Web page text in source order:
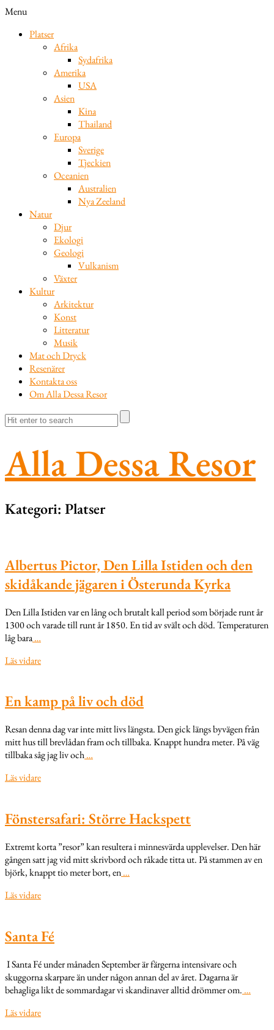
Menu
Platser
Afrika
Sydafrika
Amerika
USA
Asien
Kina
Thailand
Europa
Sverige
Tjeckien
Oceanien
Australien
Nya Zeeland
Natur
Djur
Ekologi
Geologi
Vulkanism
Växter
Kultur
Arkitektur
Konst
Litteratur
Musik
Mat och Dryck
Resenärer
Kontakta oss
Om Alla Dessa Resor
Alla Dessa Resor
Kategori: Platser
Albertus Pictor, Den Lilla Istiden och den
skidåkande jägaren i Österunda Kyrka
Den Lilla Istiden var en lång och brutalt kall period som började runt år
1300 och varade till runt år 1850. En tid av svält och död. Temperaturen
låg bara…
Läs vidare
En kamp på liv och död
Resan denna dag var inte mitt livs längsta. Den gick längs byvägen från
mitt hus till brevlådan fram och tillbaka. Knappt hundra meter. På väg
tillbaka såg jag liv och…
Läs vidare
Fönstersafari: Större Hackspett
Extremt korta ”resor” kan resultera i minnesvärda upplevelser. Den här
gången satt jag vid mitt skrivbord och råkade titta ut. På stammen av en
björk, knappt tio meter bort, en…
Läs vidare
Santa Fé
I Santa Fé under månaden September är färgerna intensivare och
skuggorna skarpare än under någon annan del av året. Dagarna är
behagliga likt de sommardagar vi skandinaver alltid drömmer om. …
Läs vidare